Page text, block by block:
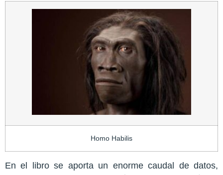
Homo Habilis
En el libro se aporta un enorme caudal de datos,